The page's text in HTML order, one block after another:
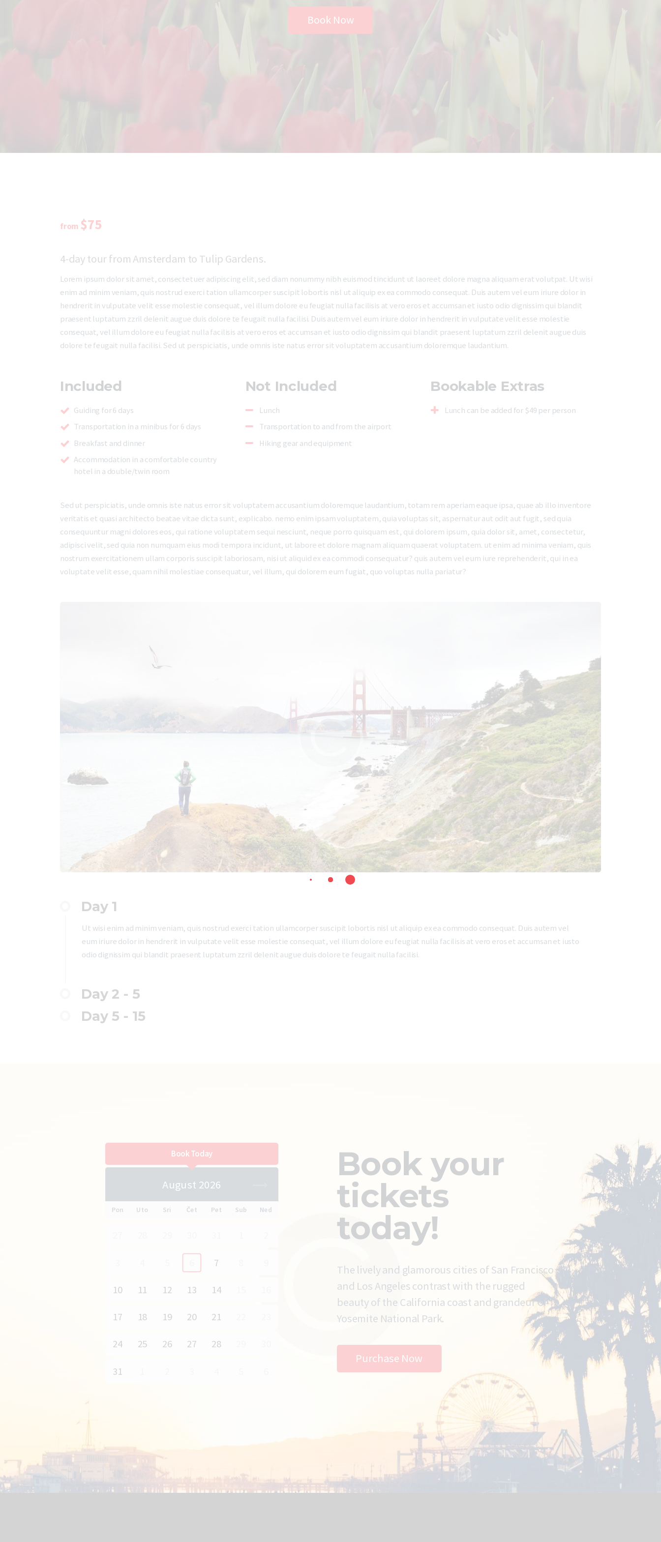
Book Now
from $75
4-day tour from Amsterdam to Tulip Gardens.
Lorem ipsum dolor sit amet, consectetuer adipiscing elit, sed diam nonummy nibh euismod tincidunt ut laoreet dolore magna aliquam erat volutpat. Ut wisi
enim ad minim veniam, quis nostrud exerci tation ullamcorper suscipit lobortis nisl ut aliquip ex ea commodo consequat. Duis autem vel eum iriure dolor in
hendrerit in vulputate velit esse molestie consequat, vel illum dolore eu feugiat nulla facilisis at vero eros et accumsan et iusto odio dignissim qui blandit
praesent luptatum zzril delenit augue duis dolore te feugait nulla facilisi. Duis autem vel eum iriure dolor in hendrerit in vulputate velit esse molestie
consequat, vel illum dolore eu feugiat nulla facilisis at vero eros et accumsan et iusto odio dignissim qui blandit praesent luptatum zzril delenit augue duis
dolore te feugait nulla facilisi. Sed ut perspiciatis, unde omnis iste natus error sit voluptatem accusantium doloremque laudantium.
Included
Guiding for 6 days
Transportation in a minibus for 6 days
Breakfast and dinner
Accommodation in a comfortable country
hotel in a double/twin room
Not Included
Lunch
Transportation to and from the airport
Hiking gear and equipment
Bookable Extras
Lunch can be added for $49 per person
Sed ut perspiciatis, unde omnis iste natus error sit voluptatem accusantium doloremque laudantium, totam rem aperiam eaque ipsa, quae ab illo inventore
veritatis et quasi architecto beatae vitae dicta sunt, explicabo. nemo enim ipsam voluptatem, quia voluptas sit, aspernatur aut odit aut fugit, sed quia
consequuntur magni dolores eos, qui ratione voluptatem sequi nesciunt, neque porro quisquam est, qui dolorem ipsum, quia dolor sit, amet, consectetur,
adipisci velit, sed quia non numquam eius modi tempora incidunt, ut labore et dolore magnam aliquam quaerat voluptatem. ut enim ad minima veniam, quis
nostrum exercitationem ullam corporis suscipit laboriosam, nisi ut aliquid ex ea commodi consequatur? quis autem vel eum iure reprehenderit, qui in ea
voluptate velit esse, quam nihil molestiae consequatur, vel illum, qui dolorem eum fugiat, quo voluptas nulla pariatur?
Day 1
Ut wisi enim ad minim veniam, quis nostrud exerci tation ullamcorper suscipit lobortis nisl ut aliquip ex ea commodo consequat. Duis autem vel
eum iriure dolor in hendrerit in vulputate velit esse molestie consequat, vel illum dolore eu feugiat nulla facilisis at vero eros et accumsan et iusto
odio dignissim qui blandit praesent luptatum zzril delenit augue duis dolore te feugait nulla facilisi.
Day 2 - 5
Day 5 - 15
Book Today
August 2026
Pon Uto Sri Čet Pet Sub Ned
7
10 11 12 13 14
17 18 19 20 21
24 25 26 27 28
31
Book your
tickets
today!
The lively and glamorous cities of San Francisco
and Los Angeles contrast with the rugged
beauty of the California coast and grandeur of
Yosemite National Park.
Purchase Now